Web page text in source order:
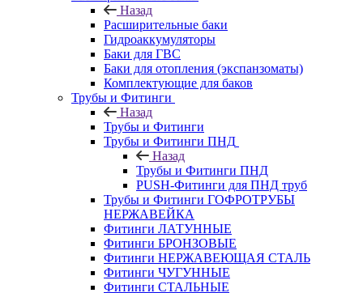
Назад
Расширительные баки
Гидроаккумуляторы
Баки для ГВС
Баки для отопления (экспанзоматы)
Комплектующие для баков
Трубы и Фитинги
Назад
Трубы и Фитинги
Трубы и Фитинги ПНД
Назад
Трубы и Фитинги ПНД
PUSH-Фитинги для ПНД труб
Трубы и Фитинги ГОФРОТРУБЫ
НЕРЖАВЕЙКА
Фитинги ЛАТУННЫЕ
Фитинги БРОНЗОВЫЕ
Фитинги НЕРЖАВЕЮЩАЯ СТАЛЬ
Фитинги ЧУГУННЫЕ
Фитинги СТАЛЬНЫЕ